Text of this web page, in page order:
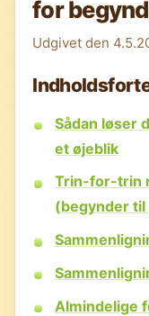
for
Udgivet den
Sådan løser
et øjeblik
Trin-for-trin
(begynder til
Almindelige